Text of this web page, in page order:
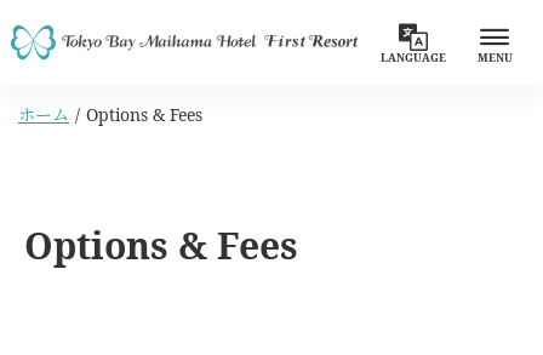
LANGUAGE MENU
ホーム Options & Fees
Options & Fees